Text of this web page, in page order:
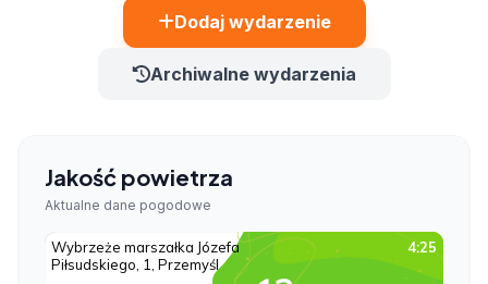
Dodaj wydarzenie
Archiwalne wydarzenia
Jakość powietrza
Aktualne dane pogodowe